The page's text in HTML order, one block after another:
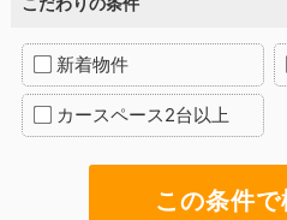
新着物件
カースペース2台以上